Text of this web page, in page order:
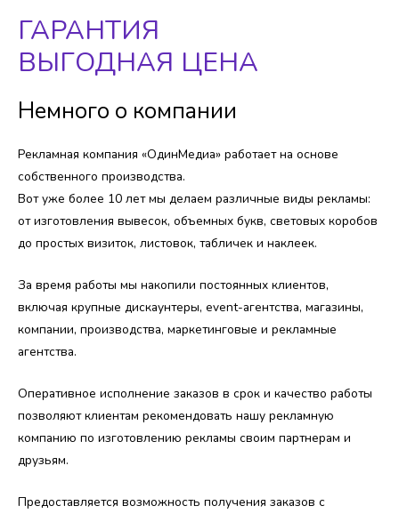
ГАРАНТИЯ
ВЫГОДНАЯ ЦЕНА
Немного о компании​​
Рекламная компания «ОдинМедиа» работает на основе
собственного производства.
Вот уже более 10 лет мы делаем различные виды рекламы:
от изготовления вывесок, объемных букв, световых коробов
до простых визиток, листовок, табличек и наклеек.
За время работы мы накопили постоянных клиентов,
включая крупные дискаунтеры, event-агентства, магазины,
компании, производства, маркетинговые и рекламные
агентства.
Оперативное исполнение заказов в срок и качество работы
позволяют клиентам рекомендовать нашу рекламную
компанию по изготовлению рекламы своим партнерам и
друзьям.
Предоставляется возможность получения заказов с